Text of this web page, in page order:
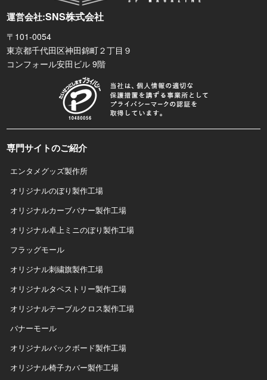
運営会社:SNS株式会社
〒101-0054
東京都千代田区神田錦町２丁目９
コンフォール安田ビル 9階
専門サイトのご紹介
エンタメグッズ製作所
オリジナルのぼり製作工場
オリジナルカーブバナー製作工場
オリジナル卓上ミニのぼり製作工場
フラッグモール
オリジナル刺繍旗製作工場
オリジナルタペストリー製作工場
オリジナルテーブルクロス製作工場
バナーモール
オリジナルバックボード製作工場
オリジナル椅子カバー製作工場